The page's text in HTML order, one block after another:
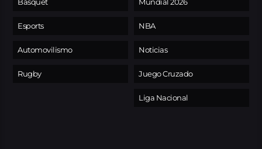
Básquet
Esports
Automovilismo
Rugby
Mundial 2026
NBA
Noticias
Juego Cruzado
Liga Nacional